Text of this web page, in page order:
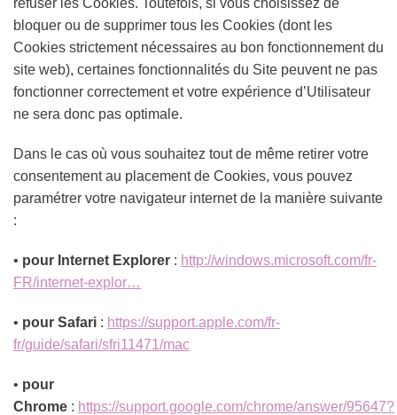
refuser les Cookies. Toutefois, si vous choisissez de
bloquer ou de supprimer tous les Cookies (dont les
Cookies strictement nécessaires au bon fonctionnement du
site web), certaines fonctionnalités du Site peuvent ne pas
fonctionner correctement et votre expérience d’Utilisateur
ne sera donc pas optimale.
Dans le cas où vous souhaitez tout de même retirer votre
consentement au placement de Cookies, vous pouvez
paramétrer votre navigateur internet de la manière suivante
:
• pour Internet Explorer : http://windows.microsoft.com/fr-
FR/internet-explor…
• pour Safari : https://support.apple.com/fr-
fr/guide/safari/sfri11471/mac
• pour
Chrome : https://support.google.com/chrome/answer/95647?